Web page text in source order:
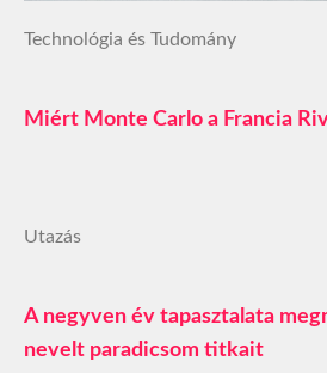
Technológia és Tudomány
Miért Monte Carlo a Francia
Utazás
A negyven év tapasztalata
nevelt paradicsom titkait